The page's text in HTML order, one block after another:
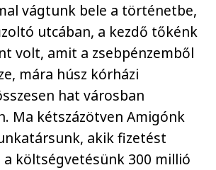
vágtunk bele a történetbe,
utcában, a kezdő tőkénk
volt, amit a zsebpénzemből
mára húsz kórházi
hat városban
Ma kétszázötven Amigónk
akik fizetést
a költségvetésünk 300 millió